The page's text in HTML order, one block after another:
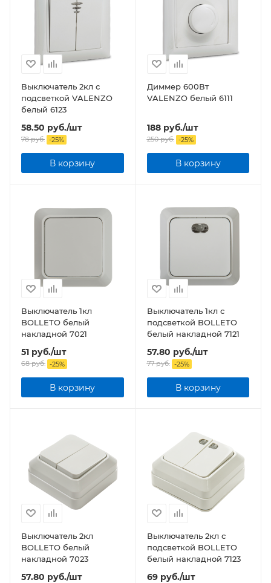
Выключатель 2кл с
подсветкой VALENZO
белый 6123
58.50 руб./шт
78руб. -25%
В корзину
Диммер 600Вт
VALENZO белый 6111
188руб./шт
250руб. -25%
В корзину
Выключатель 1кл
BOLLETO белый
накладной 7021
51 руб./шт
68руб. -25%
В корзину
Выключатель 1кл с
подсветкой BOLLETO
белый накладной 7121
57.80 руб./шт
77руб. -25%
В корзину
Выключатель 2кл
BOLLETO белый
накладной 7023
57.80 руб./шт
Выключатель 2кл с
подсветкой BOLLETO
белый накладной 7123
69руб./шт